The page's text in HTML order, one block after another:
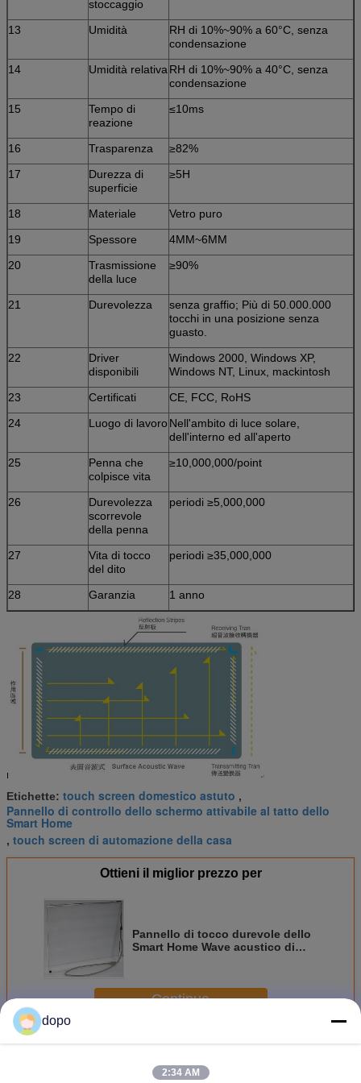
stoccaggio
13 Umidità
RH di 10%~90% a 60°C, senza
condensazione
14
Umidità relativaRH di 10%~90% a 40°C, senza
condensazione
15
Tempo di
reazione
≤10ms
16 Trasparenza
≥82%
17
Durezza di
superficie
≥5H
18 Materiale
Vetro puro
19
Spessore
4MM~6MM
20
Trasmissione
della luce
≥90%
21 Durevolezza
senza graffio; Più di 50.000.000
tocchi in una posizione senza
guasto.
22
Driver
disponibili
Windows 2000, Windows XP,
Windows NT, Linux, mackintosh
23
Certificati
CE, FCC, RoHS
24
Luogo di lavoro Nell'ambito di luce solare,
dell'interno ed all'aperto
25
Penna che
colpisce vita
≥10,000,000/point
26
Durevolezza
scorrevole
della penna
periodi ≥5,000,000
27
Vita di tocco
del dito
periodi ≥35,000,000
28 Garanzia 1 anno
Etichette: touch screen domestico astuto ,
Pannello di controllo dello schermo attivabile al tatto dello
Smart Home
, touch screen di automazione della casa
Ottieni il miglior prezzo per
Pannello di tocco durevole dello
Smart Home Wave acustico di
Continua
PiùPannello di tocco domestico astuto
dopo
2:34 AM